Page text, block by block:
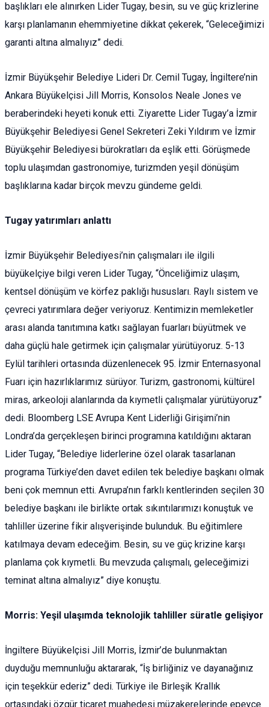
başlıkları ele alınırken Lider Tugay, besin, su ve güç krizlerine
karşı planlamanın ehemmiyetine dikkat çekerek, “Geleceğimizi
garanti altına almalıyız” dedi.
İzmir Büyükşehir Belediye Lideri Dr. Cemil Tugay, İngiltere’nin
Ankara Büyükelçisi Jill Morris, Konsolos Neale Jones ve
beraberindeki heyeti konuk etti. Ziyarette Lider Tugay’a İzmir
Büyükşehir Belediyesi Genel Sekreteri Zeki Yıldırım ve İzmir
Büyükşehir Belediyesi bürokratları da eşlik etti. Görüşmede
toplu ulaşımdan gastronomiye, turizmden yeşil dönüşüm
başlıklarına kadar birçok mevzu gündeme geldi.
Tugay yatırımları anlattı
İzmir Büyükşehir Belediyesi’nin çalışmaları ile ilgili
büyükelçiye bilgi veren Lider Tugay, “Önceliğimiz ulaşım,
kentsel dönüşüm ve körfez paklığı hususları. Raylı sistem ve
çevreci yatırımlara değer veriyoruz. Kentimizin memleketler
arası alanda tanıtımına katkı sağlayan fuarları büyütmek ve
daha güçlü hale getirmek için çalışmalar yürütüyoruz. 5-13
Eylül tarihleri ortasında düzenlenecek 95. İzmir Enternasyonal
Fuarı için hazırlıklarımız sürüyor. Turizm, gastronomi, kültürel
miras, arkeoloji alanlarında da kıymetli çalışmalar yürütüyoruz”
dedi. Bloomberg LSE Avrupa Kent Liderliği Girişimi’nin
Londra’da gerçekleşen birinci programına katıldığını aktaran
Lider Tugay, “Belediye liderlerine özel olarak tasarlanan
programa Türkiye’den davet edilen tek belediye başkanı olmak
beni çok memnun etti. Avrupa’nın farklı kentlerinden seçilen 30
belediye başkanı ile birlikte ortak sıkıntılarımızı konuştuk ve
tahliller üzerine fikir alışverişinde bulunduk. Bu eğitimlere
katılmaya devam edeceğim. Besin, su ve güç krizine karşı
planlama çok kıymetli. Bu mevzuda çalışmalı, geleceğimizi
teminat altına almalıyız” diye konuştu.
Morris: Yeşil ulaşımda teknolojik tahliller süratle gelişiyor
İngiltere Büyükelçisi Jill Morris, İzmir’de bulunmaktan
duyduğu memnunluğu aktararak, “İş birliğiniz ve dayanağınız
için teşekkür ederiz” dedi. Türkiye ile Birleşik Krallık
ortasındaki özgür ticaret muahedesi müzakerelerinde epeyce